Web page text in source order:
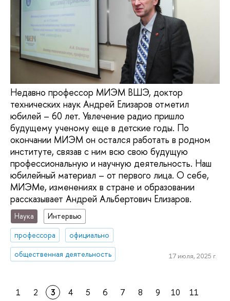
Недавно профессор МИЭМ ВШЭ, доктор
технических наук Андрей Елизаров отметил
юбилей – 60 лет. Увлечение радио пришло
будущему ученому еще в детские годы. По
окончании МИЭМ он остался работать в родном
институте, связав с ним всю свою будущую
профессиональную и научную деятельность. Наш
юбилейный материал – от первого лица. О себе,
МИЭМе, изменениях в стране и образовании
рассказывает Андрей Альбертович Елизаров.
Наука
Интервью
профессора
официально
общественная деятельность
17 июля, 2025 г.
1 2 3 4 5 6 7 8 9 10
11